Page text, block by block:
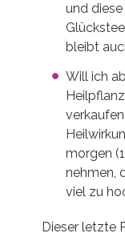
und
bleibt
Will ich
morgen
nehmen,
viel zu
Dieser letzte